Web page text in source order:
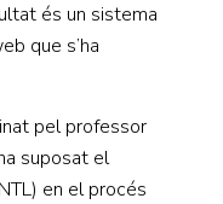
és un sistema
que s’ha
pel professor
suposat el
en el procés